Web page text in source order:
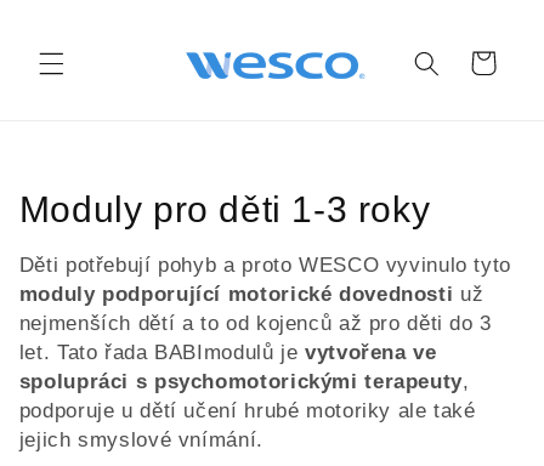
Košík
K
o
l
e
k
c
Moduly pro děti 1-3 roky
Děti potřebují pohyb a proto WESCO vyvinulo tyto
moduly podporující motorické dovednosti už
nejmenších dětí a to od kojenců až pro děti do 3
let. Tato řada BABImodulů jevytvořena ve
spolupráci s psychomotorickými terapeuty,
podporuje u dětí učení hrubé motoriky ale také
jejich smyslové vnímání.